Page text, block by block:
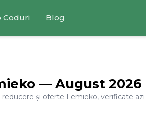
Coduri Blog
— August 2026
reducere și oferte Femieko, verificate azi